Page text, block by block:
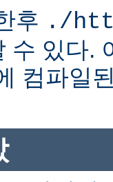
후 ./
수 있다.
컴파일